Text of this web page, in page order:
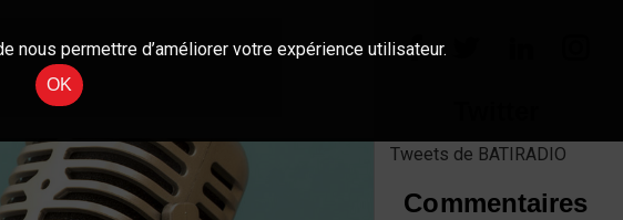
Tweets de BATIRADIO
Commentaires
nous permettre d’améliorer votre expérience utilisateur.
OK